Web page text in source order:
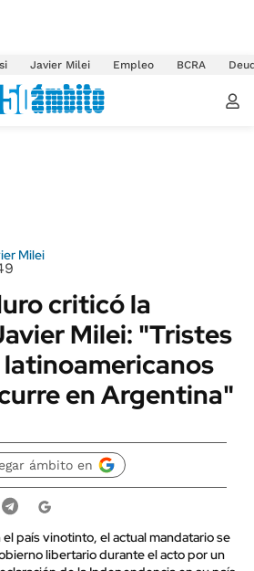
Javier Milei Empleo BCRA
Milei
criticó la
Milei: "Tristes
en Argentina"
ámbito en
país vinotinto, el actual mandatario se
libertario durante el acto por un